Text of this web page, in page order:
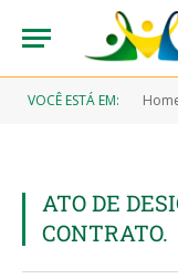
VOCÊ ESTÁ EM:
ATO DE
CONTRATO.